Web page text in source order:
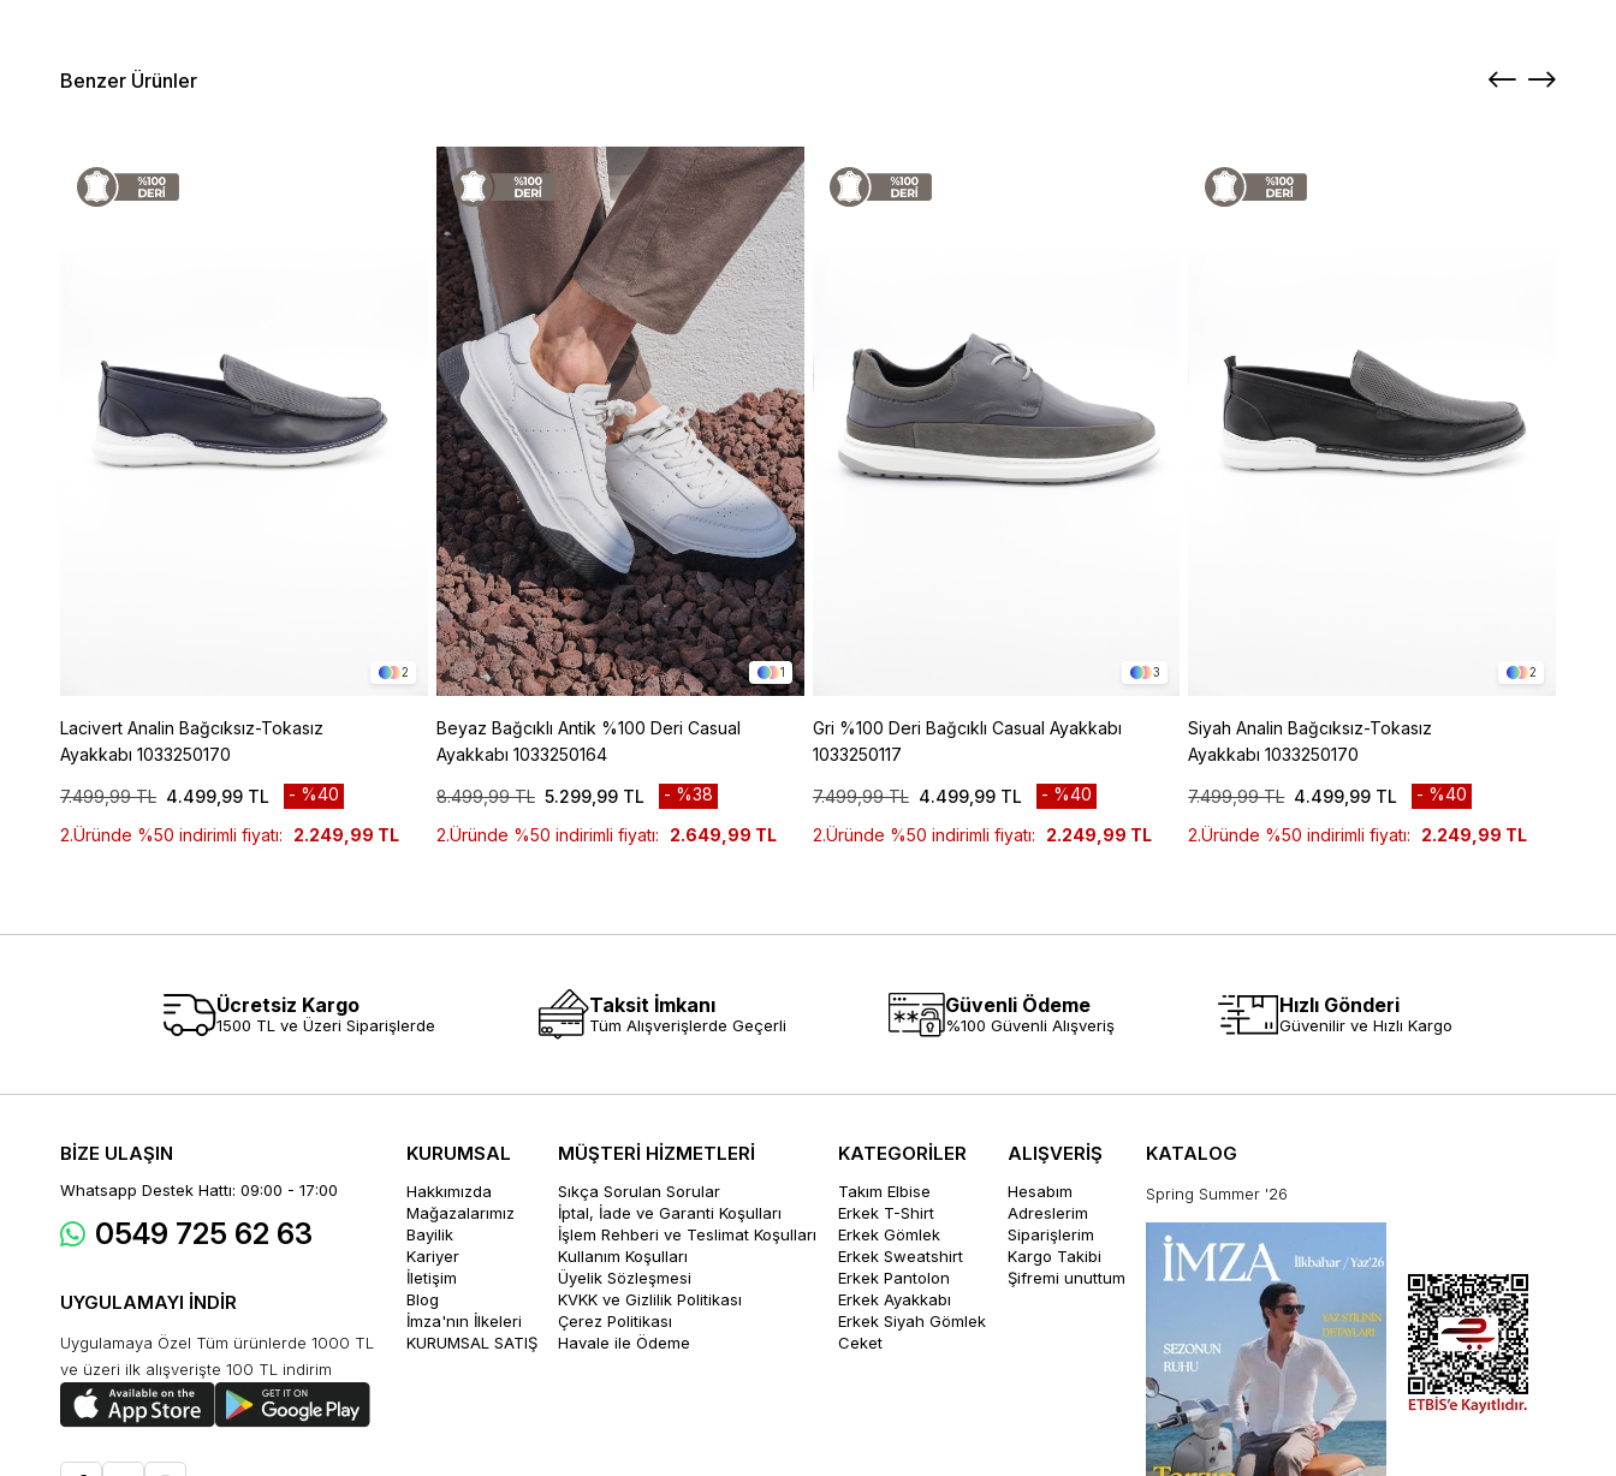
Benzer Ürünler
2
Lacivert Analin Bağcıksız-Tokasız
Ayakkabı 1033250170
4.499,99 TL
7.499,99 TL
%40
2.Üründe %50 indirimli fiyatı:
2.249,99 TL
1
Beyaz Bağcıklı Antik %100 Deri Casual
Ayakkabı 1033250164
5.299,99 TL
8.499,99 TL
%38
2.Üründe %50 indirimli fiyatı:
2.649,99 TL
3
Gri %100 Deri Bağcıklı Casual Ayakkabı
1033250117
4.499,99 TL
7.499,99 TL
%40
2.Üründe %50 indirimli fiyatı:
2.249,99 TL
2
Siyah Analin Bağcıksız-Tokasız
Ayakkabı 1033250170
4.499,99 TL
7.499,99 TL
%40
2.Üründe %50 indirimli fiyatı:
2.249,99 TL
Ücretsiz Kargo
1500 TL ve Üzeri Siparişlerde
Taksit İmkanı
Tüm Alışverişlerde Geçerli
Güvenli Ödeme
%100 Güvenli Alışveriş
Hızlı Gönderi
Güvenilir ve Hızlı Kargo
BİZE ULAŞIN
Whatsapp Destek Hattı: 09:00 - 17:00
0549 725 62 63
UYGULAMAYI İNDİR
Uygulamaya Özel Tüm ürünlerde 1000 TL
ve üzeri ilk alışverişte 100 TL indirim
KURUMSAL
Hakkımızda
Mağazalarımız
Bayilik
Kariyer
İletişim
Blog
İmza'nın İlkeleri
KURUMSAL SATIŞ
MÜŞTERİ HİZMETLERİ
Sıkça Sorulan Sorular
İptal, İade ve Garanti Koşulları
İşlem Rehberi ve Teslimat Koşulları
Kullanım Koşulları
Üyelik Sözleşmesi
KVKK ve Gizlilik Politikası
Çerez Politikası
Havale ile Ödeme
KATEGORİLER
Takım Elbise
Erkek T-Shirt
Erkek Gömlek
Erkek Sweatshirt
Erkek Pantolon
Erkek Ayakkabı
Erkek Siyah Gömlek
Ceket
ALIŞVERİŞ
Hesabım
Adreslerim
Siparişlerim
Kargo Takibi
Şifremi unuttum
KATALOG
Spring Summer '26